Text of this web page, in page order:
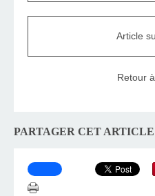
Article
Retour
PARTAGER CET ARTICLE